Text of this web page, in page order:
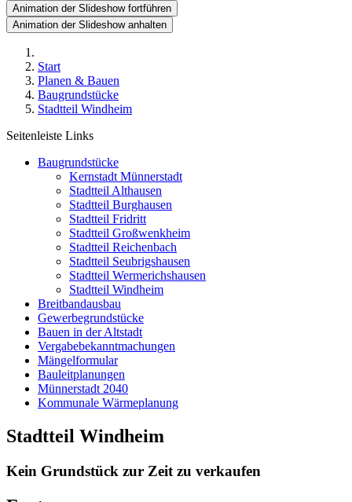
Animation der Slideshow fortführen
Animation der Slideshow anhalten
Start
Planen & Bauen
Baugrundstücke
Stadtteil Windheim
Seitenleiste Links
Baugrundstücke
Kernstadt Münnerstadt
Stadtteil Althausen
Stadtteil Burghausen
Stadtteil Fridritt
Stadtteil Großwenkheim
Stadtteil Reichenbach
Stadtteil Seubrigshausen
Stadtteil Wermerichshausen
Stadtteil Windheim
Breitbandausbau
Gewerbegrundstücke
Bauen in der Altstadt
Vergabebekanntmachungen
Mängelformular
Bauleitplanungen
Münnerstadt 2040
Kommunale Wärmeplanung
Stadtteil Windheim
Kein Grundstück zur Zeit zu verkaufen